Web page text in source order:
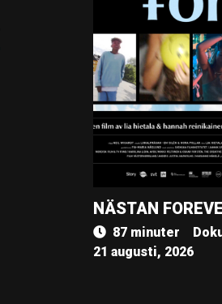
NÄSTAN
87 minuter
21 augusti, 2026